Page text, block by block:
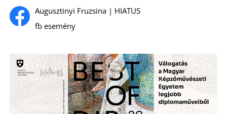
Augusztinyi Fruzsina | HIATUS
fb esemény